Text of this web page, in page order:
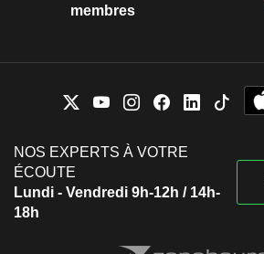
membres
NOS EXPERTS À VOTRE
ÉCOUTE
Lundi - Vendredi 9h-12h / 14h-
18h